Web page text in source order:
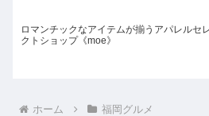
ロマンチックなアイテムが揃うアパレルセ
クトショップ《moe》
ホーム 福岡グルメ